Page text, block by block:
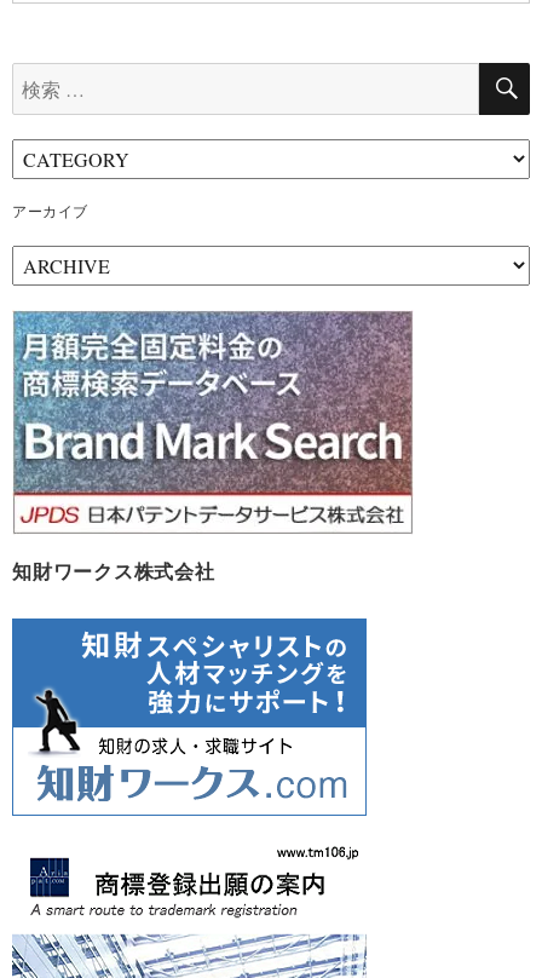
索:
アーカイブ
ー
カ
イ
ブ
知財ワークス株式会社